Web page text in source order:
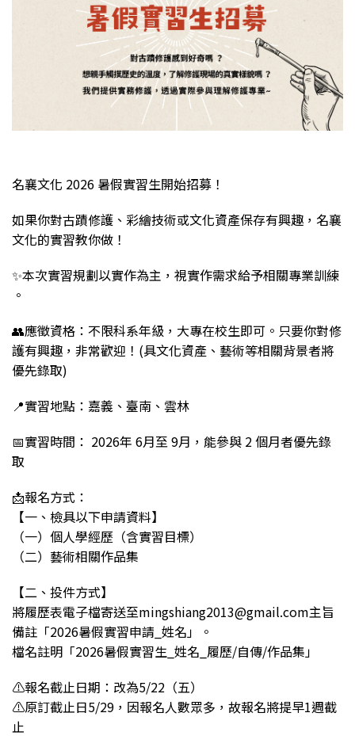
名襄文化 2026 暑假實習生開始招募！
如果你對古蹟修護、彩繪技術或文化資產保存有興趣，名襄
文化的實習教你做！
✨本次實習規劃以實作為主，視實作需求給予相關專業訓練
。
👥應徵資格：不限科系年級，大專在校生即可。只要你對修
護有興趣，非常歡迎！(具文化資產、藝術等相關背景者將
優先錄取)
📍實習地點：嘉義、臺南、雲林
📅實習時間： 2026年 6月至 9月，能參與 2 個月者優先錄
取
📩報名方式：
【一、檢具以下申請資料】
（一）個人學經歷（含實習目標）
（二）藝術相關作品集
【二、投件方式】
將履歷表電子檔寄送至mingshiang2013@gmail.com主旨
備註「2026暑假實習申請_姓名」。
檔名註明「2026暑假實習生_姓名_履歷/自傳/作品集」
⚠️報名截止日期：改為5/22（五）
⚠️原訂截止日5/29，因報名人數眾多，故報名將提早1週截
止